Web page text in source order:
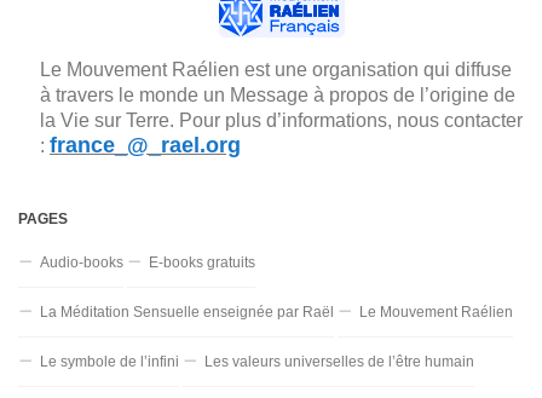
Le Mouvement Raélien est une organisation qui diffuse
à travers le monde un Message à propos de l’origine de
la Vie sur Terre. Pour plus d’informations, nous contacter
: france_@_rael.org
PAGES
Audio-books E-books gratuits
La Méditation Sensuelle enseignée par Raël Le Mouvement Raélien
Le symbole de l’infini Les valeurs universelles de l’être humain